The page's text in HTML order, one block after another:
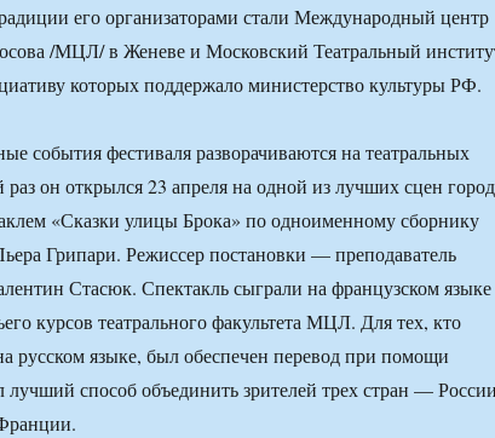
его организаторами стали Международный центр
/МЦЛ/ в Женеве и Московский Театральный
которых поддержало министерство культуры РФ.
события фестиваля разворачиваются на театральных
он открылся 23 апреля на одной из лучших сцен
«Сказки улицы Брока» по одноименному сборнику
Грипари. Режиссер постановки — преподаватель
Стасюк. Спектакль сыграли на французском языке
курсов театрального факультета МЦЛ. Для тех, кто
русском языке, был обеспечен перевод при помощи
способ объединить зрителей трех стран —